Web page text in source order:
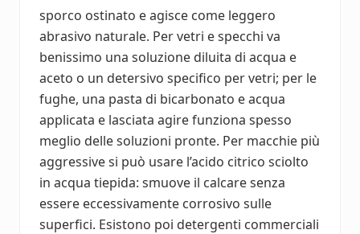
sporco ostinato e agisce come leggero
abrasivo naturale. Per vetri e specchi va
benissimo una soluzione diluita di acqua e
aceto o un detersivo specifico per vetri; per le
fughe, una pasta di bicarbonato e acqua
applicata e lasciata agire funziona spesso
meglio delle soluzioni pronte. Per macchie più
aggressive si può usare l’acido citrico sciolto
in acqua tiepida: smuove il calcare senza
essere eccessivamente corrosivo sulle
superfici. Esistono poi detergenti commerciali